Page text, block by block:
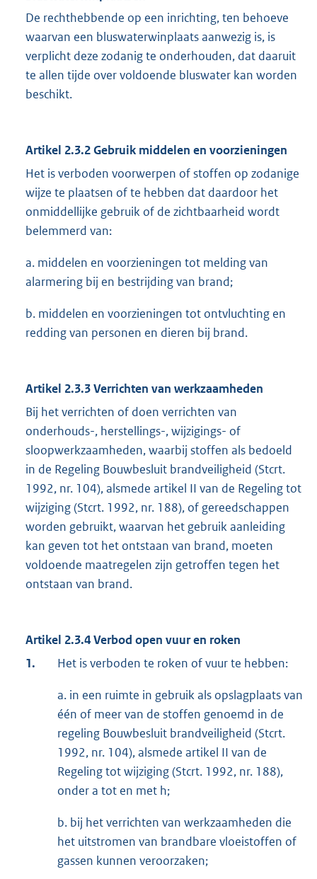
De rechthebbende op een inrichting, ten behoeve
waarvan een bluswaterwinplaats aanwezig is, is
verplicht deze zodanig te onderhouden, dat daaruit
te allen tijde over voldoende bluswater kan worden
beschikt.
Artikel 2.3.2 Gebruik middelen en voorzieningen
Het is verboden voorwerpen of stoffen op zodanige
wijze te plaatsen of te hebben dat daardoor het
onmiddellijke gebruik of de zichtbaarheid wordt
belemmerd van:
a. middelen en voorzieningen tot melding van
alarmering bij en bestrijding van brand;
b. middelen en voorzieningen tot ontvluchting en
redding van personen en dieren bij brand.
Artikel 2.3.3 Verrichten van werkzaamheden
Bij het verrichten of doen verrichten van
onderhouds-, herstellings-, wijzigings- of
sloopwerkzaamheden, waarbij stoffen als bedoeld
in de Regeling Bouwbesluit brandveiligheid (Stcrt.
1992, nr. 104), alsmede artikel II van de Regeling tot
wijziging (Stcrt. 1992, nr. 188), of gereedschappen
worden gebruikt, waarvan het gebruik aanleiding
kan geven tot het ontstaan van brand, moeten
voldoende maatregelen zijn getroffen tegen het
ontstaan van brand.
Artikel 2.3.4 Verbod open vuur en roken
1.
Het is verboden te roken of vuur te hebben:
a. in een ruimte in gebruik als opslagplaats van
één of meer van de stoffen genoemd in de
regeling Bouwbesluit brandveiligheid (Stcrt.
1992, nr. 104), alsmede artikel II van de
Regeling tot wijziging (Stcrt. 1992, nr. 188),
onder a tot en met h;
b. bij het verrichten van werkzaamheden die
het uitstromen van brandbare vloeistoffen of
gassen kunnen veroorzaken;